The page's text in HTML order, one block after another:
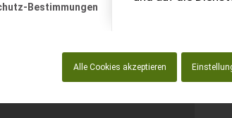
Bestimmungen
Alle Cookies akzeptieren